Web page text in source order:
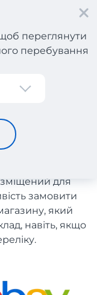
переглянути
перебування
з
для
замовити
який
навіть, якщо